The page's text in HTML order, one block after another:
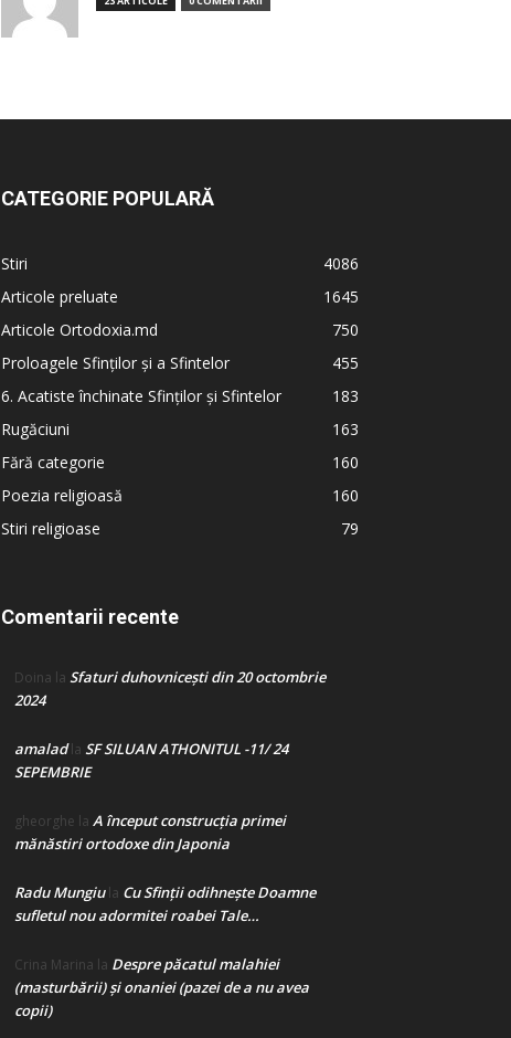
CATEGORIE POPULARĂ
Stiri
4086
Articole preluate
1645
Articole Ortodoxia.md
750
Proloagele Sfinților și a Sfintelor
455
6. Acatiste închinate Sfinților și Sfintelor
183
Rugăciuni
163
Fără categorie
160
Poezia religioasă
160
Stiri religioase
79
Comentarii recente
Doina la Sfaturi duhovnicești din 20 octombrie
2024
amaladla SF SILUAN ATHONITUL -11/ 24
SEPEMBRIE
gheorghe la A început construcţia primei
mănăstiri ortodoxe din Japonia
Radu Mungiula Cu Sfinții odihnește Doamne
sufletul nou adormitei roabei Tale…
Crina Marina la Despre păcatul malahiei
(masturbării) şi onaniei (pazei de a nu avea
copii)